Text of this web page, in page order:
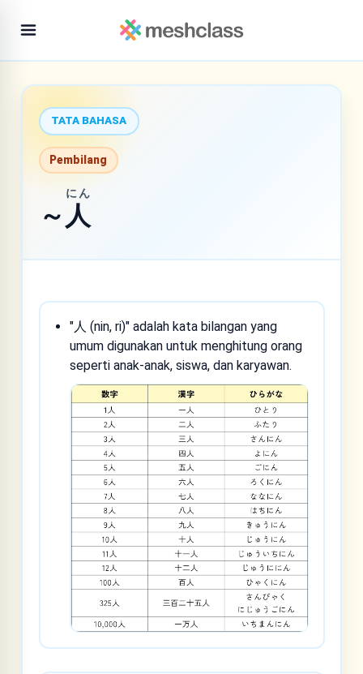
TATA BAHASA
Pembilang
～ 人
にん
"人 (nin, ri)" adalah kata bilangan yang
umum digunakan untuk menghitung orang
seperti anak-anak, siswa, dan karyawan.